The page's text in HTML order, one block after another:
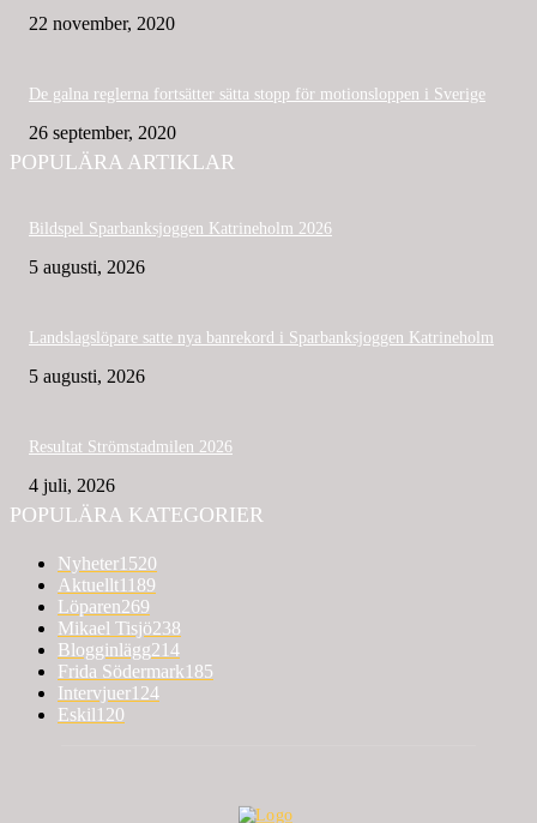
22 november, 2020
De galna reglerna fortsätter sätta stopp för motionsloppen i Sverige
26 september, 2020
POPULÄRA ARTIKLAR
Bildspel Sparbanksjoggen Katrineholm 2026
5 augusti, 2026
Landslagslöpare satte nya banrekord i Sparbanksjoggen Katrineholm
5 augusti, 2026
Resultat Strömstadmilen 2026
4 juli, 2026
POPULÄRA KATEGORIER
Nyheter1520
Aktuellt1189
Löparen269
Mikael Tisjö238
Blogginlägg214
Frida Södermark185
Intervjuer124
Eskil120